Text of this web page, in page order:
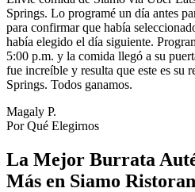
Springs. Lo programé un día antes
para confirmar que había
había elegido el día siguiente.
5:00 p.m. y la comida llegó a su
fue increíble y resulta que este es su
Springs. Todos ganamos.
Magaly P.
Por Qué Elegirnos
La Mejor Burrata
Más en Siamo